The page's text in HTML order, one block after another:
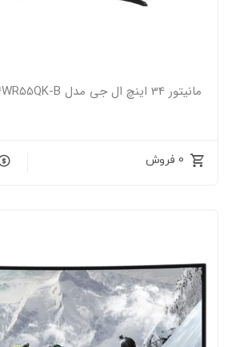
مانیتور 34 اینچ ال جی مدل 34WR55QK-B
0 فروش